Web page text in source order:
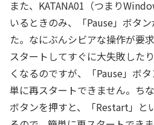
また、KATANA01（つまり
いるときのみ、「Pause」ボタ
た。なにぶんシビアな操作が要
スタートしてすぐに大失敗した
くなるのですが、「Pause」ボ
単に再スタートできません。ち
ボタンを押すと、「Restart」と